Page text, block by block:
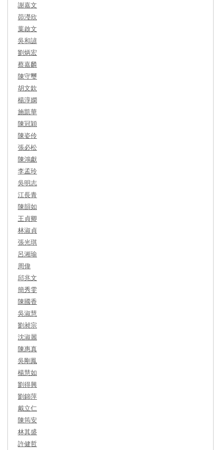
謝嘉文
茆瀅欣
葉啟文
吳和諺
劉炳宏
蔡嘉麟
陳守璽
胡文欽
楊淳嫻
施凱華
陳冠穎
陳姿伶
張必松
陳鴻獻
李孟玲
吳明志
江長青
陳韻如
王貞卿
林淑貞
張光琪
呂湘瑜
周偉
邱兆文
簡秀雯
陳國香
吳淑慧
劉昶宗
沈淑麗
陳惠真
吳剛鳳
楊慧如
劉得興
劉錦萍
戴立仁
陳筠安
林其盛
許健哲